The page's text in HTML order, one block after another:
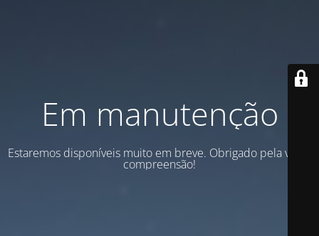
Em manutenção
Estaremos disponíveis muito em breve. Obrigado pela vossa
compreensão!